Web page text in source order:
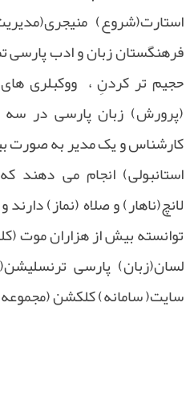
استارت(شروع)
فرهنگستان زبان و ادب پارسی
حجیم تر کردنِ ، ووکبلری
(پرورش) زبان پارسی در
کارشناس و یک مدیر به صورت
استانبولی) انجام می
لانچ(ناهار) و صلاه (نماز)
توانسته بیش از هزاران موت
لسان(زبان) پارسی
سایت( سامانه) کلکشن